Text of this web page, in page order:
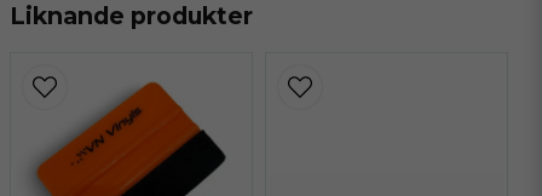
Pontus Palm
för 1 månad sedan
Bra kvalitet
Liknande produkter